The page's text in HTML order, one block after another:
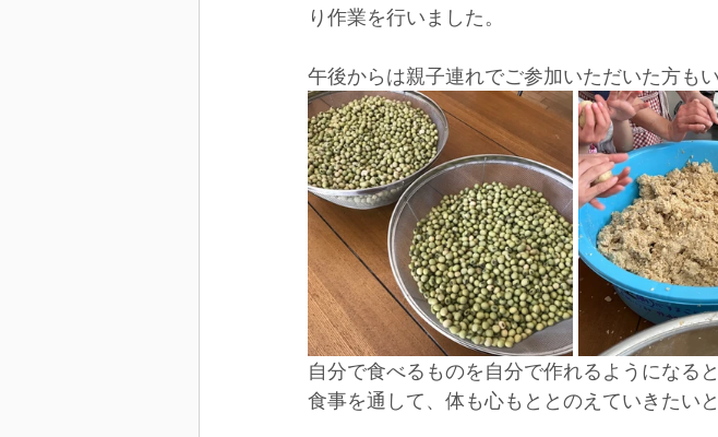
り作業を行いました。
午後からは親子連れでご参加いただいた方も
自分で食べるものを自分で作れるようになる
食事を通して、体も心もととのえていきたいと